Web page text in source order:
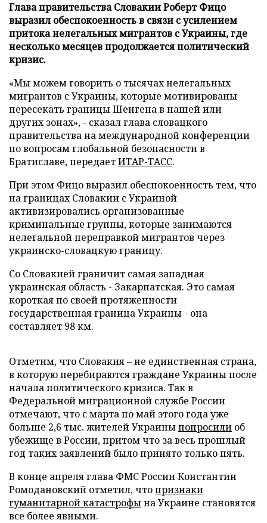
Глава правительства Словакии Роберт Фицо
выразил обеспокоенность в связи с усилением
притока нелегальных мигрантов с Украины, где
несколько месяцев продолжается политический
кризис.
«Мы можем говорить о тысячах нелегальных
мигрантов с Украины, которые мотивированы
пересекать границы Шенгена в нашей или
других зонах», - сказал глава словацкого
правительства на международной конференции
по вопросам глобальной безопасности в
Братиславе, передаетИТАР-ТАСС.
При этом Фицо выразил обеспокоенность тем, что
на границах Словакии с Украиной
активизировались организованные
криминальные группы, которые занимаются
нелегальной переправкой мигрантов через
украинско-словацкую границу.
Со Словакией граничит самая западная
украинская область - Закарпатская. Это самая
короткая по своей протяженности
государственная граница Украины - она
составляет 98 км.
Отметим, что Словакия – не единственная страна,
в которую перебираются граждане Украины после
начала политического кризиса. Так в
Федеральной миграционной службе России
отмечают, что с марта по май этого года уже
больше 2,6 тыс. жителей Украиныпопросили об
убежище в России, притом что за весь прошлый
год таких заявлений было принято только пять.
В конце апреля глава ФМС России Константин
Ромодановский отметил, чтопризнаки
гуманитарной катастрофына Украине становятся
все более явными.